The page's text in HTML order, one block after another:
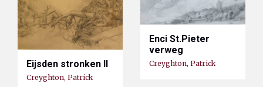
Enci St.Pieter
verweg
Creyghton, Patrick
Eijsden stronken II
Creyghton, Patrick